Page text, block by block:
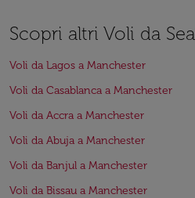
Scopri altri Voli da
Voli da Lagos a Manchester
Voli da Casablanca a Manchester
Voli da Accra a Manchester
Voli da Abuja a Manchester
Voli da Banjul a Manchester
Voli da Bissau a Manchester